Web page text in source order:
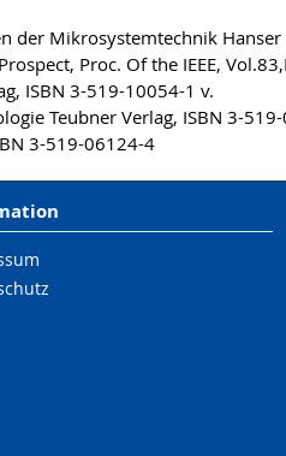
der Mikrosystemtechnik
Proc. Of the IEEE,
ISBN 3-519-10054-1 v.
Teubner Verlag, ISBN 3-
3-519-06124-4